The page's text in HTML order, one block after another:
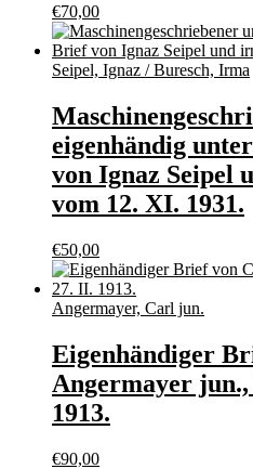
€70,00
Seipel, Ignaz / Buresch, Irma
eigenhändig
von Ignaz Seipel
vom 12. XI. 1931.
€50,00
Angermayer, Carl jun.
Eigenhändiger
Angermayer
1913.
€90,00